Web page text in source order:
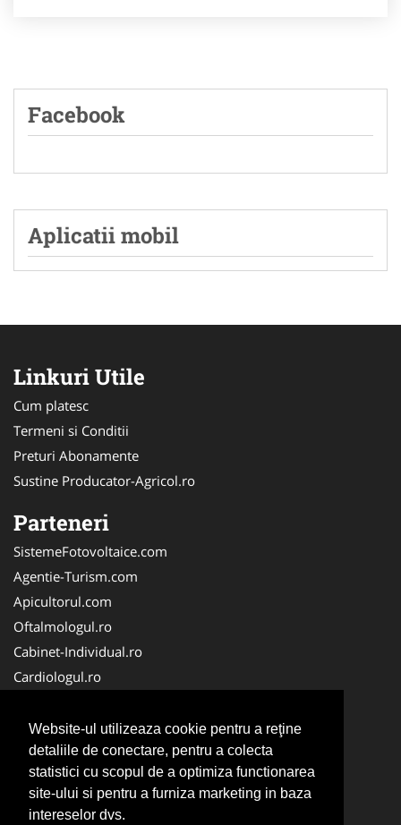
Website-ul utilizeaza cookie pentru a reţine
detaliile de conectare, pentru a colecta
statistici cu scopul de a optimiza functionarea
site-ului si pentru a furniza marketing in baza
intereselor dvs.
Facebook
Aplicatii mobil
Linkuri Utile
Cum platesc
Termeni si Conditii
Preturi Abonamente
Sustine Producator-Agricol.ro
Parteneri
SistemeFotovoltaice.com
Agentie-Turism.com
Apicultorul.com
Oftalmologul.ro
Cabinet-Individual.ro
Cardiologul.ro
CramaVinuri.ro
Centru-Copiere.ro
CentruInchirieri.ro
Medic-Bun.com